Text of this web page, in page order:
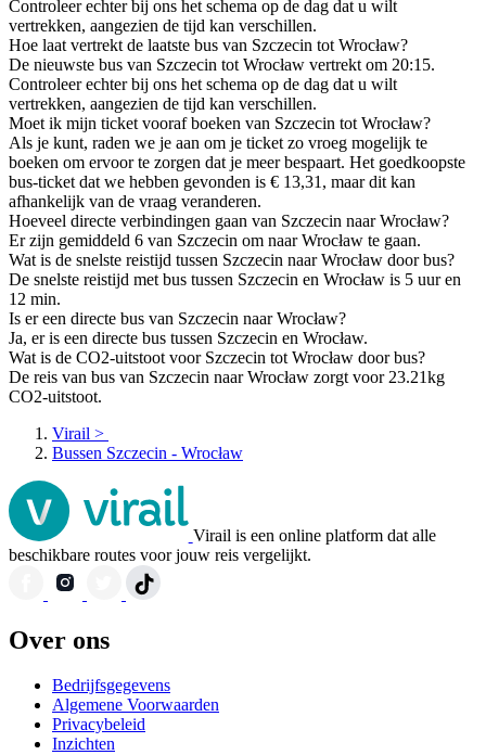
Controleer echter bij ons het schema op de dag dat u wilt
vertrekken, aangezien de tijd kan verschillen.
Hoe laat vertrekt de laatste bus van Szczecin tot Wrocław?
De nieuwste bus van Szczecin tot Wrocław vertrekt om 20:15.
Controleer echter bij ons het schema op de dag dat u wilt
vertrekken, aangezien de tijd kan verschillen.
Moet ik mijn ticket vooraf boeken van Szczecin tot Wrocław?
Als je kunt, raden we je aan om je ticket zo vroeg mogelijk te
boeken om ervoor te zorgen dat je meer bespaart. Het goedkoopste
bus-ticket dat we hebben gevonden is € 13,31, maar dit kan
afhankelijk van de vraag veranderen.
Hoeveel directe verbindingen gaan van Szczecin naar Wrocław?
Er zijn gemiddeld 6 van Szczecin om naar Wrocław te gaan.
Wat is de snelste reistijd tussen Szczecin naar Wrocław door bus?
De snelste reistijd met bus tussen Szczecin en Wrocław is 5 uur en
12 min.
Is er een directe bus van Szczecin naar Wrocław?
Ja, er is een directe bus tussen Szczecin en Wrocław.
Wat is de CO2-uitstoot voor Szczecin tot Wrocław door bus?
De reis van bus van Szczecin naar Wrocław zorgt voor 23.21kg
CO2-uitstoot.
Virail >
Bussen Szczecin - Wrocław
Virail is een online platform dat alle
beschikbare routes voor jouw reis vergelijkt.
Over ons
Bedrijfsgegevens
Algemene Voorwaarden
Privacybeleid
Inzichten